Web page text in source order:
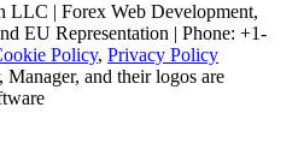
LLC | Forex Web Development,
EU Representation | Phone: +1-
Policy, Privacy Policy
and their logos are